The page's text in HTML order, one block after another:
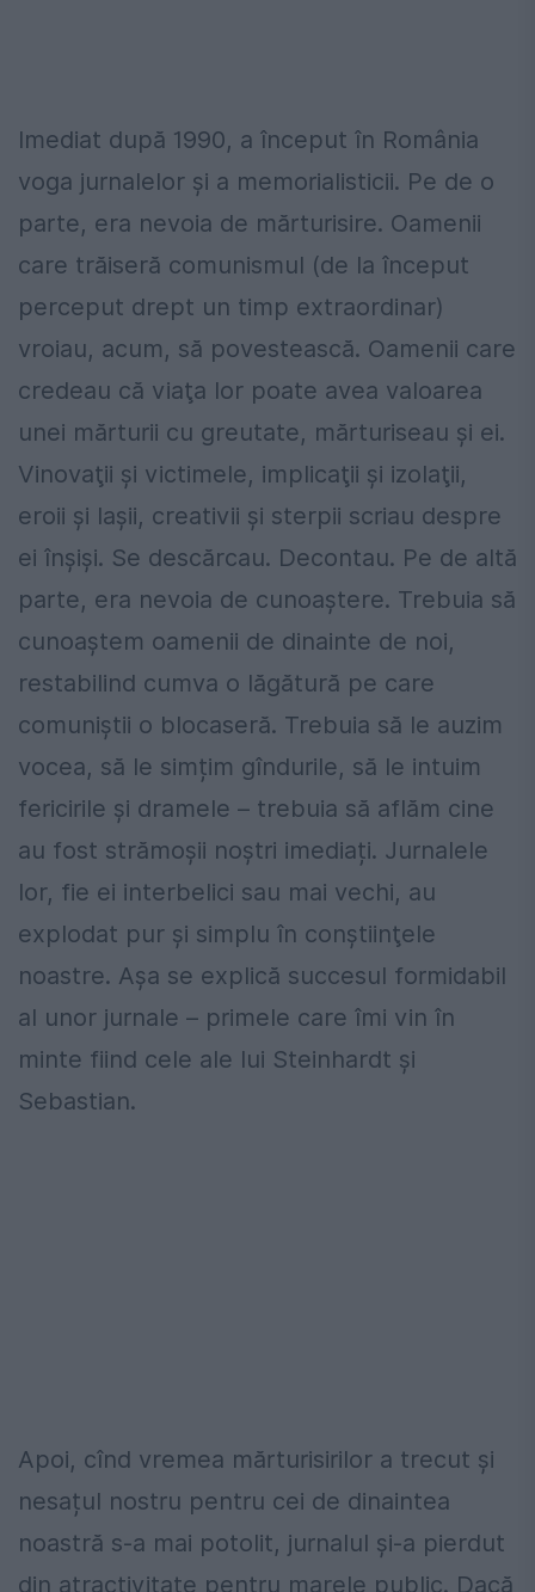
Imediat după 1990, a început în România
voga jurnalelor şi a memorialisticii. Pe de o
parte, era nevoia de mărturisire. Oamenii
care trăiseră comunismul (de la început
perceput drept un timp extraordinar)
vroiau, acum, să povestească. Oamenii care
credeau că viaţa lor poate avea valoarea
unei mărturii cu greutate, mărturiseau şi ei.
Vinovaţii şi victimele, implicaţii şi izolaţii,
eroii şi laşii, creativii și sterpii scriau despre
ei înşişi. Se descărcau. Decontau. Pe de altă
parte, era nevoia de cunoaştere. Trebuia să
cunoaştem oamenii de dinainte de noi,
restabilind cumva o lăgătură pe care
comuniștii o blocaseră. Trebuia să le auzim
vocea, să le simțim gîndurile, să le intuim
fericirile și dramele – trebuia să aflăm cine
au fost strămoșii noștri imediați. Jurnalele
lor, fie ei interbelici sau mai vechi, au
explodat pur şi simplu în conştiinţele
noastre. Așa se explică succesul formidabil
al unor jurnale – primele care îmi vin în
minte fiind cele ale lui Steinhardt și
Sebastian.
Apoi, cînd vremea mărturisirilor a trecut și
nesațul nostru pentru cei de dinaintea
noastră s-a mai potolit, jurnalul şi-a pierdut
din atractivitate pentru marele public. Dacă